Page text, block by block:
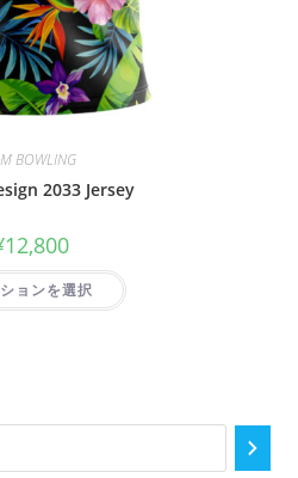
BOWLING
2033 Jersey
12,800
ョンを選択